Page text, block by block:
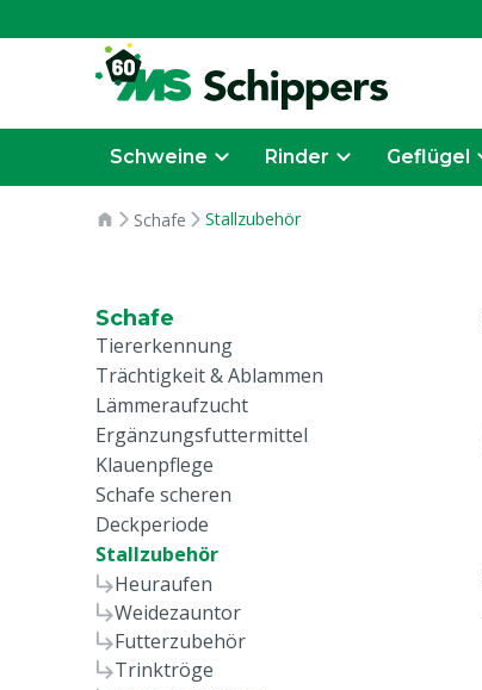
Schweine Rinder Geflügel
Schafe Stallzubehör
Schafe
Tiererkennung
Trächtigkeit & Ablammen
Lämmeraufzucht
Ergänzungsfuttermittel
Klauenpflege
Schafe scheren
Deckperiode
Stallzubehör
Heuraufen
Weidezauntor
Futterzubehör
Trinktröge